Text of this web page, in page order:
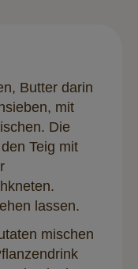
Butter darin
mit
Die
Teig mit
lassen.
mischen